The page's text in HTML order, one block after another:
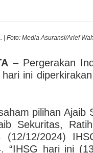
| Foto: Media Asuransi/Arief
– Pergerakan
ini
pilihan Ajaib
Sekuritas,
(12/12/2024)
“IHSG hari ini